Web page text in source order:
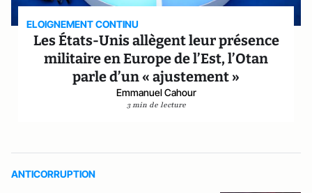
ELOIGNEMENT CONTINU
Les États-Unis allègent leur présence
militaire en Europe de l’Est, l’Otan
parle d’un « ajustement »
Emmanuel Cahour
3 min de lecture
ANTICORRUPTION